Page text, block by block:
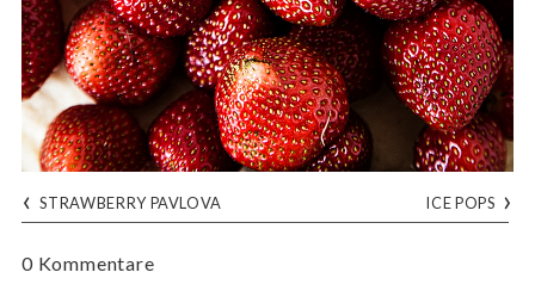
‹STRAWBERRY PAVLOVA ICE POPS ›
0 Kommentare